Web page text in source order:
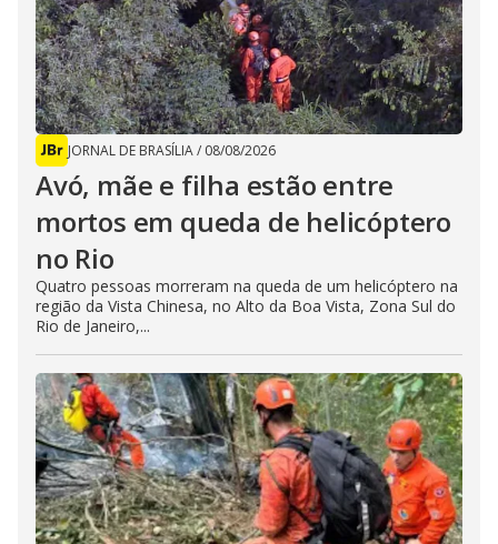
JORNAL DE BRASÍLIA/ 08/08/2026
Avó, mãe e filha estão entre
mortos em queda de helicóptero
no Rio
Quatro pessoas morreram na queda de um helicóptero na
região da Vista Chinesa, no Alto da Boa Vista, Zona Sul do
Rio de Janeiro,...